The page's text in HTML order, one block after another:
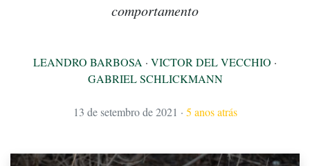
comportamento
LEANDRO BARBOSA · VICTOR DEL VECCHIO ·
GABRIEL SCHLICKMANN
13 de setembro de 2021 · 5 anos atrás